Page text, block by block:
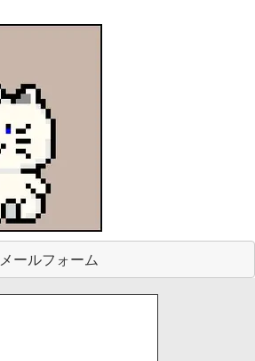
メールフォーム